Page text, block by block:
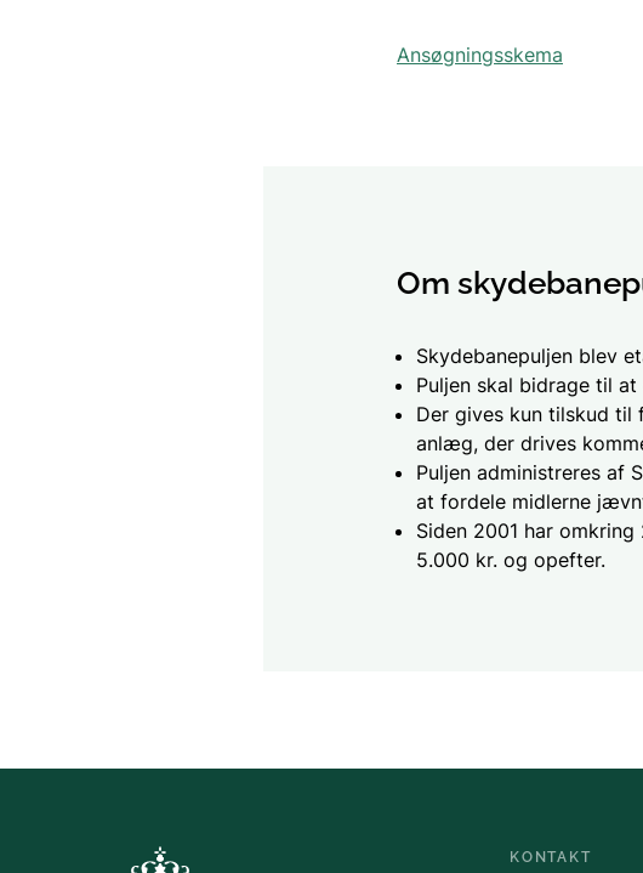
Ansøgningsskema
Om
Skydebanepuljen blev
Puljen skal bidrage til
Der gives kun tilskud
anlæg, der drives
Puljen administreres af
at fordele midlerne
Siden 2001 har
5.000 kr. og opefter.
KONTAKT